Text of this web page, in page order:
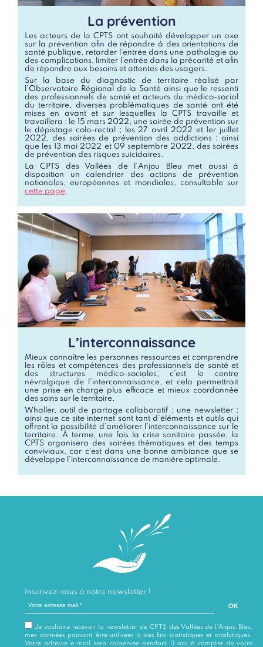
La prévention
Les acteurs de la CPTS ont souhaité développer un axe
sur la prévention afin de répondre à des orientations de
santé publique, retarder l’entrée dans une pathologie ou
des complications, limiter l’entrée dans la précarité et afin
de répondre aux besoins et attentes des usagers.
Sur la base du diagnostic de territoire réalisé par
l’Observatoire Régional de la Santé ainsi que le ressenti
des professionnels de santé et acteurs du médico-social
du territoire, diverses problématiques de santé ont été
mises en avant et sur lesquelles la CPTS travaille et
travaillera : le 15 mars 2022, une soirée de prévention sur
le dépistage colo-rectal ; les 27 avril 2022 et 1er juillet
2022, des soirées de prévention des addictions ; ainsi
que les 13 mai 2022 et 09 septembre 2022, des soirées
de prévention des risques suicidaires.
La CPTS des Vallées de l’Anjou Bleu met aussi à
disposition un calendrier des actions de prévention
nationales, européennes et mondiales, consultable sur
cette page.
L’interconnaissance
Mieux connaître les personnes ressources et comprendre
les rôles et compétences des professionnels de santé et
des structures médico-sociales, c’est le centre
névralgique de l’interconnaissance, et cela permettrait
une prise en charge plus efficace et mieux coordonnée
des soins sur le territoire.
Whaller, outil de partage collaboratif ; une newsletter ;
ainsi que ce site internet sont tant d’éléments et outils qui
offrent la possibilité d’améliorer l’interconnaissance sur le
territoire. À terme, une fois la crise sanitaire passée, la
CPTS organisera des soirées thématiques et des temps
conviviaux, car c’est dans une bonne ambiance que se
développe l’interconnaissance de manière optimale.
Inscrivez-vous à notre newsletter !
Votre adresse mail
Je souhaite recevoir la newsletter de CPTS des Vallées de l'Anjou Bleu,
mes données pouvant être utilisées à des fins statistiques et analytiques.
Votre adresse e-mail sera conservée pendant 3 ans à compter de votre